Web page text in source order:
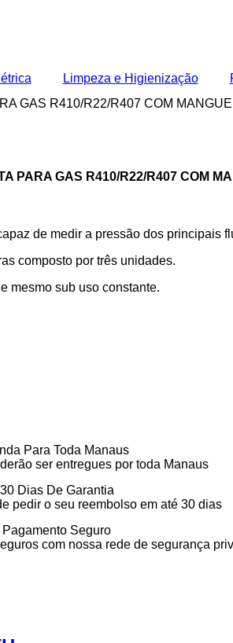
Limpeza e Higienização
GAS R410/R22/R407 COM
PARA GAS R410/R22/R407 COM
de medir a pressão dos principais
composto por três unidades.
mesmo sub uso constante.
Para Toda Manaus
ser entregues por toda Manaus
30 Dias De Garantia
pedir o seu reembolso em até 30 dias
Pagamento Seguro
com nossa rede de segurança